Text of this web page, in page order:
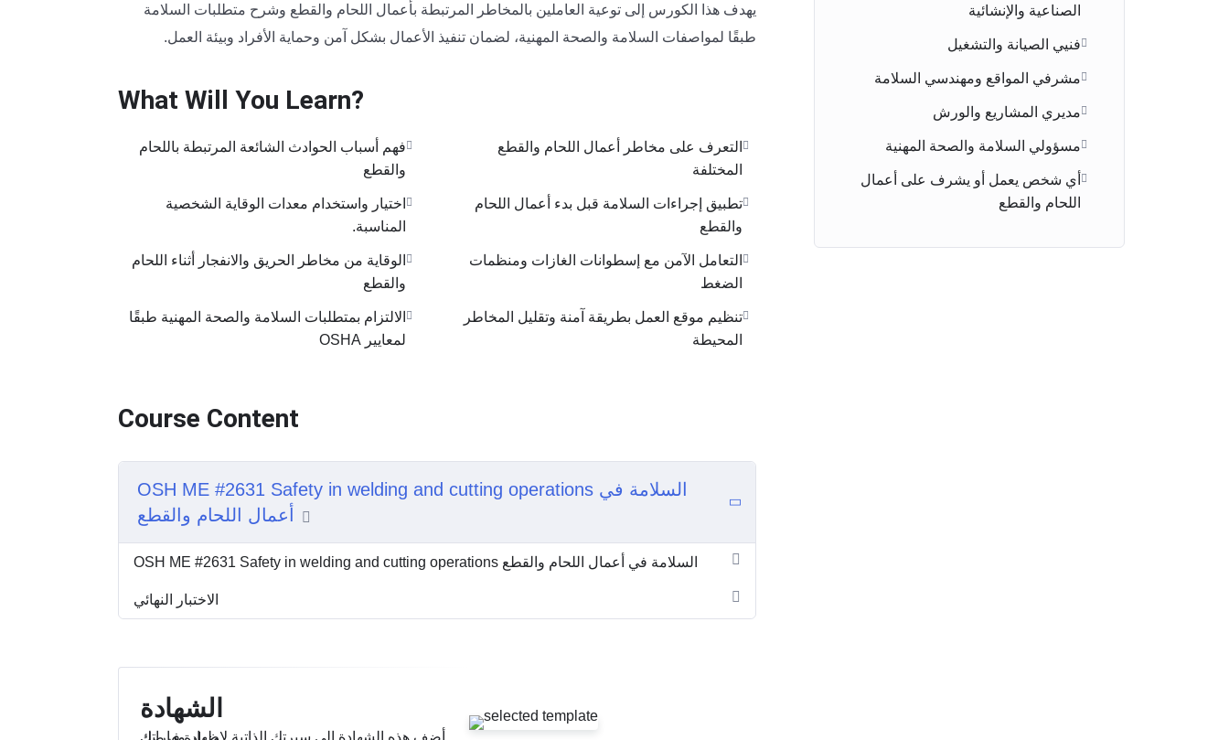
يهدف هذا الكورس إلى توعية العاملين بالمخاطر المرتبطة بأعمال اللحام والقطع وشرح متطلبات السلامة
طبقًا لمواصفات السلامة والصحة المهنية، لضمان تنفيذ الأعمال بشكل آمن وحماية الأفراد وبيئة العمل.
What Will You Learn?
التعرف على مخاطر أعمال اللحام والقطع
المختلفة
فهم أسباب الحوادث الشائعة المرتبطة باللحام
والقطع
تطبيق إجراءات السلامة قبل بدء أعمال اللحام
والقطع
اختيار واستخدام معدات الوقاية الشخصية
المناسبة.
التعامل الآمن مع إسطوانات الغازات ومنظمات
الضغط
الوقاية من مخاطر الحريق والانفجار أثناء اللحام
والقطع
تنظيم موقع العمل بطريقة آمنة وتقليل المخاطر
المحيطة
الالتزام بمتطلبات السلامة والصحة المهنية طبقًا
لمعايير OSHA
Course Content
OSH ME #2631 Safety in welding and cutting operations السلامة في
أعمال اللحام والقطع
OSH ME #2631 Safety in welding and cutting operations السلامة في أعمال اللحام والقطع
الاختبار النهائي
الشهادة
الصناعية والإنشائية
فنيي الصيانة والتشغيل
مشرفي المواقع ومهندسي السلامة
مديري المشاريع والورش
مسؤولي السلامة والصحة المهنية
أي شخص يعمل أو يشرف على أعمال
اللحام والقطع